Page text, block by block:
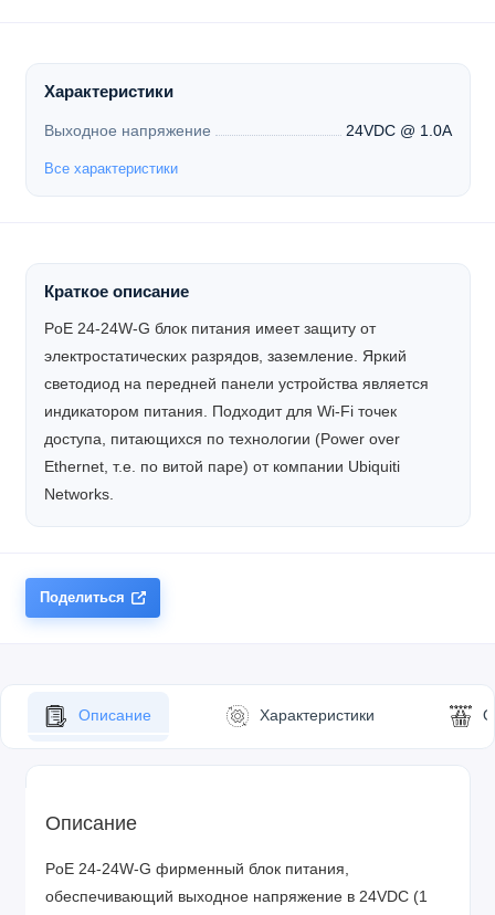
Характеристики
Выходное напряжение 24VDC @ 1.0A
Все характеристики
Краткое описание
PoE 24-24W-G блок питания имеет защиту от
электростатических разрядов, заземление. Яркий
светодиод на передней панели устройства является
индикатором питания. Подходит для Wi-Fi точек
доступа, питающихся по технологии (Power over
Ethernet, т.е. по витой паре) от компании Ubiquiti
Networks.
Поделиться
Описание Характеристики
Описание
PoE 24-24W-G фирменный блок питания,
обеспечивающий выходное напряжение в 24VDC (1